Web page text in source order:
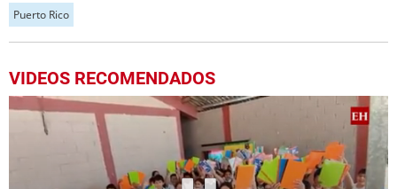
Puerto Rico
VIDEOS RECOMENDADOS